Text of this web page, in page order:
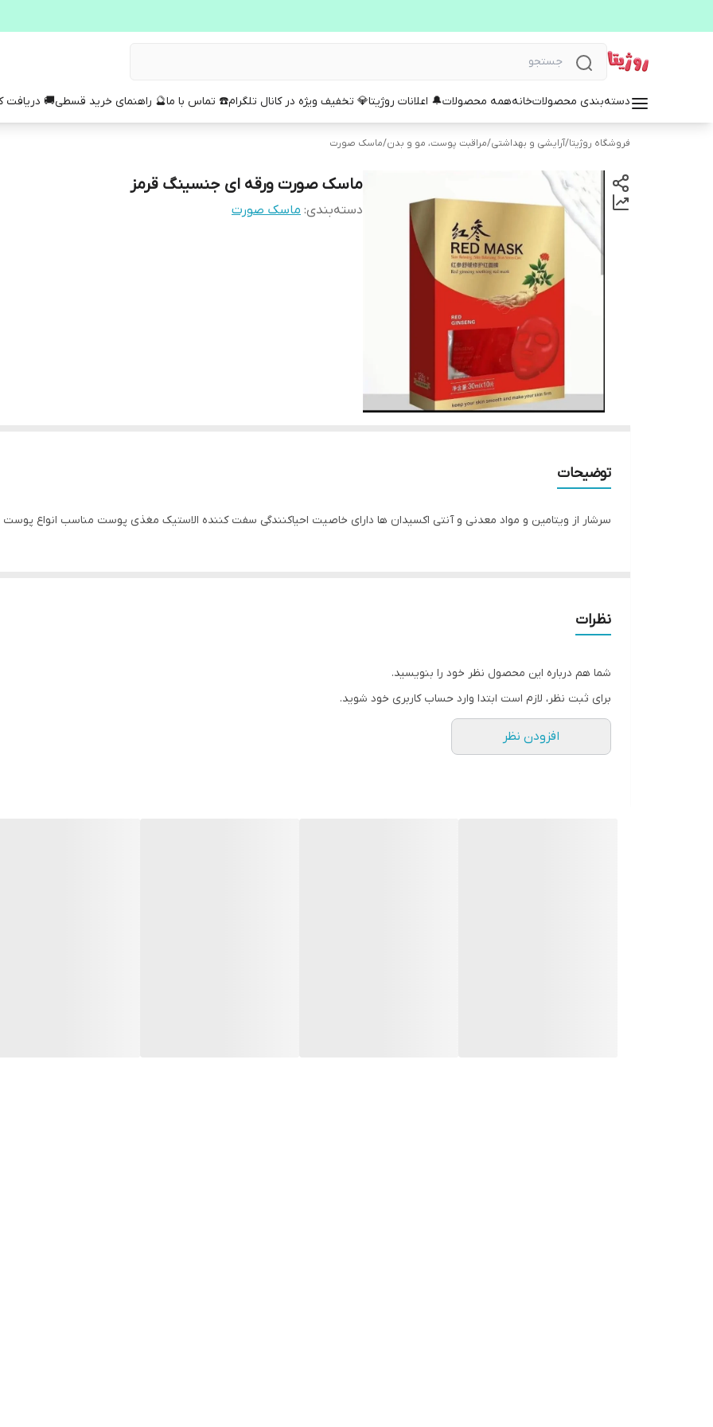
دسته‌بندی محصولاتخانههمه محصولات🔔 اعلانات روژیتا💎 تخفیف ویژه در کانال تلگرام☎️ تماس با ما🔮 راهنمای خرید قسطی🚚
فروشگاه روژیتا/آرایشی و بهداشتی/مراقبت پوست، مو و بدن/ماسک صورت
ماسک صورت ورقه ای جنسینگ قرمز
دسته‌بندی: ماسک صورت
توضیحات
سرشار از ویتامین و مواد معدنی و آنتی اکسیدان ها دارای خاصیت احیاکنندگی سفت کننده الاستیک مغذی پوست مناسب انواع پوست
نظرات
شما هم درباره این محصول نظر خود را بنویسید.
برای ثبت نظر، لازم است ابتدا وارد حساب کاربری خود شوید.
افزودن نظر